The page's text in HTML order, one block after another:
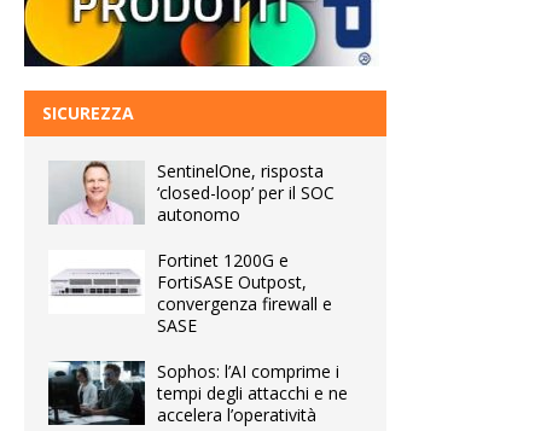
SICUREZZA
SentinelOne, risposta
‘closed-loop’ per il SOC
autonomo
Fortinet 1200G e
FortiSASE Outpost,
convergenza firewall e
SASE
Sophos: l’AI comprime i
tempi degli attacchi e ne
accelera l’operatività